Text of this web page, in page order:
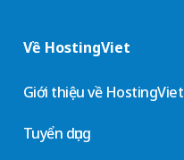
Về HostingViet
Giới thiệu về HostingViet
Tuyển dụng